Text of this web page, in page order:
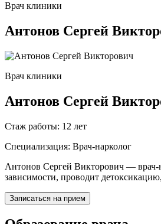
Врач клиники
Антонов Сергей
Врач клиники
Антонов Сергей
Стаж работы: 12 лет
Специализация: Врач-нарколог
Антонов Сергей Викторович — врач-
зависимости, проводит
Записаться на прием